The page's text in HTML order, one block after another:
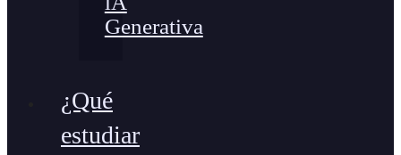
Generativa
¿Qué
estudiar